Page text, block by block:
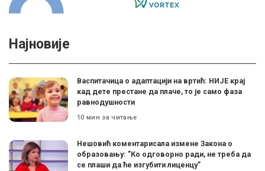
Најновије
Васпитачица о адаптацији на вртић: НИЈЕ крај
кад дете престане да плаче, то је само фаза
равнодушности
10 мин за читање
Нешовић коментарисала измене Закона о
образовању: ”Ко одговорно ради, не треба да
се плаши да ће изгубити лиценцу”